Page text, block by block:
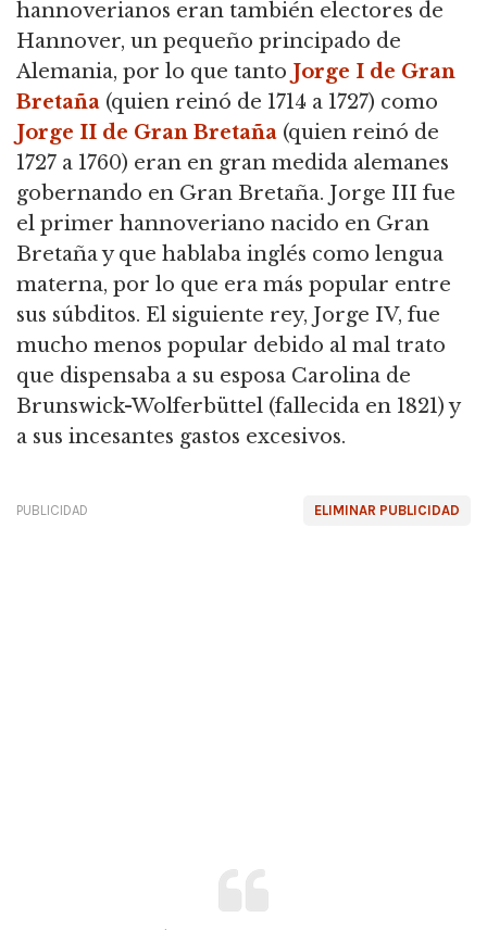
hannoverianos eran también electores de
Hannover, un pequeño principado de
Alemania, por lo que tanto Jorge I de Gran
Bretaña (quien reinó de 1714 a 1727) como
Jorge II de Gran Bretaña (quien reinó de
1727 a 1760) eran en gran medida alemanes
gobernando en Gran Bretaña. Jorge III fue
el primer hannoveriano nacido en Gran
Bretaña y que hablaba inglés como lengua
materna, por lo que era más popular entre
sus súbditos. El siguiente rey, Jorge IV, fue
mucho menos popular debido al mal trato
que dispensaba a su esposa Carolina de
Brunswick-Wolferbüttel (fallecida en 1821) y
a sus incesantes gastos excesivos.
ELIMINAR PUBLICIDAD
PUBLICIDAD